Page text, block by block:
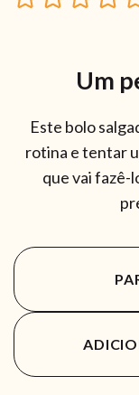
Um
Este bolo
rotina e tentar
que vai fazê-